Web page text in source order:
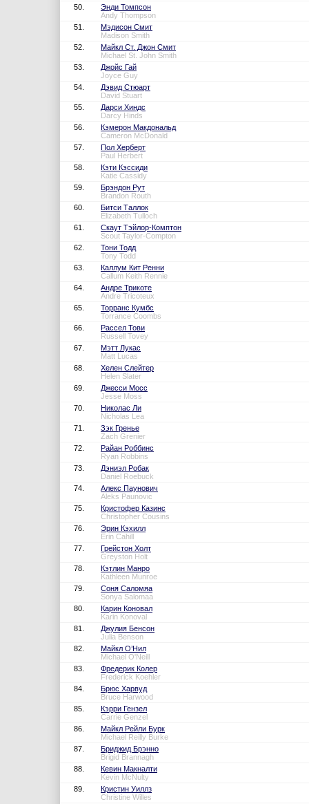
50.
Энди Томпсон
Andy Thompson
51.
Мэдисон Смит
Madison Smith
52.
Майкл Ст. Джон Смит
Michael St. John Smith
53.
Джойс Гай
Joyce Guy
54.
Дэвид Стюарт
David Stuart
55.
Дарси Хиндс
Darcy Hinds
56.
Кэмерон Макдональд
Cameron McDonald
57.
Пол Херберт
Paul Herbert
58.
Кэти Кэссиди
Katie Cassidy
59.
Брэндон Рут
Brandon Routh
60.
Битси Таллок
Elizabeth Tulloch
61.
Скаут Тэйлор-Комптон
Scout Taylor-Compton
62.
Тони Тодд
Tony Todd
63.
Каллум Кит Ренни
Callum Keith Rennie
64.
Андре Трикоте
Andre Tricoteux
65.
Торранс Кумбс
Torrance Coombs
66.
Рассел Тови
Russell Tovey
67.
Мэтт Лукас
Matt Lucas
68.
Хелен Слейтер
Helen Slater
69.
Джесси Мосс
Jesse Moss
70.
Николас Ли
Nicholas Lea
71.
Зэк Гренье
Zach Grenier
72.
Райан Роббинс
Ryan Robbins
73.
Дэниэл Робак
Daniel Roebuck
74.
Алекс Паунович
Aleks Paunovic
75.
Кристофер Казинс
Christopher Cousins
76.
Эрин Кэхилл
Erin Cahill
77.
Грейстон Холт
Greyston Holt
78.
Кэтлин Манро
Kathleen Munroe
79.
Соня Саломяа
Sonya Salomaa
80.
Карин Коновал
Karin Konoval
81.
Джулия Бенсон
Julia Benson
82.
Майкл О’Нил
Michael O'Neill
83.
Фредерик Колер
Frederick Koehler
84.
Брюс Харвуд
Bruce Harwood
85.
Кэрри Гензел
Carrie Genzel
86.
Майкл Рейли Бурк
Michael Reilly Burke
87.
Бриджид Брэнно
Brigid Brannagh
88.
Кевин Макналти
Kevin McNulty
89.
Кристин Уиллз
Christine Willes